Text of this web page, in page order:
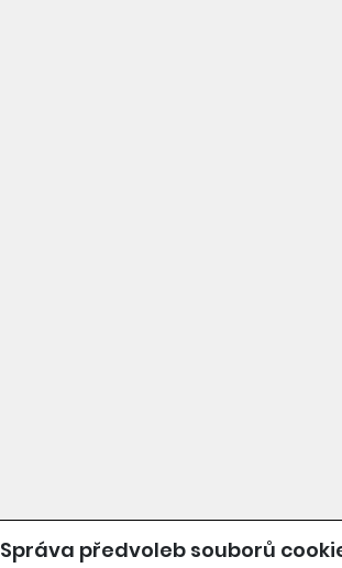
Správa předvoleb souborů